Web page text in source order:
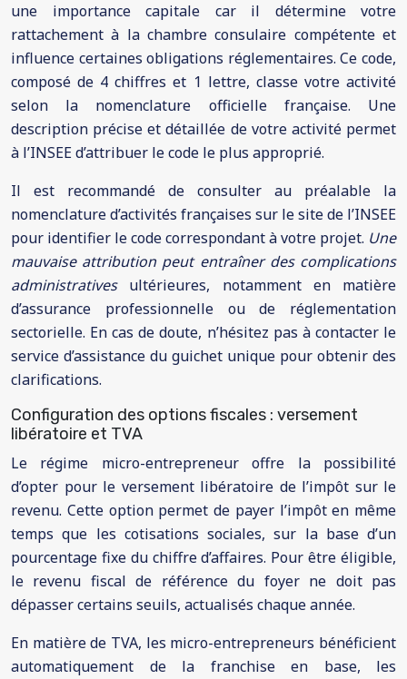
une importance capitale car il détermine votre
rattachement à la chambre consulaire compétente et
influence certaines obligations réglementaires. Ce code,
composé de 4 chiffres et 1 lettre, classe votre activité
selon la nomenclature officielle française. Une
description précise et détaillée de votre activité permet
à l’INSEE d’attribuer le code le plus approprié.
Il est recommandé de consulter au préalable la
nomenclature d’activités françaises sur le site de l’INSEE
pour identifier le code correspondant à votre projet. Une
mauvaise attribution peut entraîner des complications
administratives ultérieures, notamment en matière
d’assurance professionnelle ou de réglementation
sectorielle. En cas de doute, n’hésitez pas à contacter le
service d’assistance du guichet unique pour obtenir des
clarifications.
Configuration des options fiscales : versement
libératoire et TVA
Le régime micro-entrepreneur offre la possibilité
d’opter pour le versement libératoire de l’impôt sur le
revenu. Cette option permet de payer l’impôt en même
temps que les cotisations sociales, sur la base d’un
pourcentage fixe du chiffre d’affaires. Pour être éligible,
le revenu fiscal de référence du foyer ne doit pas
dépasser certains seuils, actualisés chaque année.
En matière de TVA, les micro-entrepreneurs bénéficient
automatiquement de la franchise en base, les